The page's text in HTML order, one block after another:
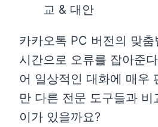
카카오톡 PC 버전의 맞
시간으로 오류를 잡아준
어 일상적인 대화에 매우
만 다른 전문 도구들과
이가 있을까요?